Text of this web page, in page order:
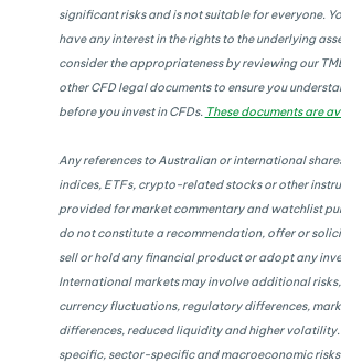
significant risks and is not suitable for everyone.
have any interest in the rights to the underlying
consider the appropriateness by reviewing our
other CFD legal documents to ensure you
before you invest in CFDs. These documents are
Any references to Australian or international
indices, ETFs, crypto-related stocks or other
provided for market commentary and watchlist
do not constitute a recommendation, offer or
sell or hold any financial product or adopt any
International markets may involve additional
currency fluctuations, regulatory differences,
differences, reduced liquidity and higher
specific, sector-specific and macroeconomic